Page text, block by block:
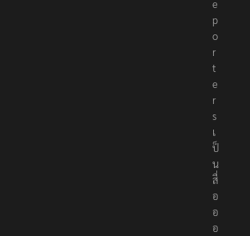
e
p
o
r
t
e
r
s
เ
ป็
น
สื่
อ
อ
อ